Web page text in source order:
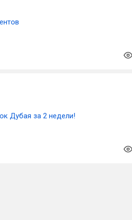
Дубая за 2 недели!